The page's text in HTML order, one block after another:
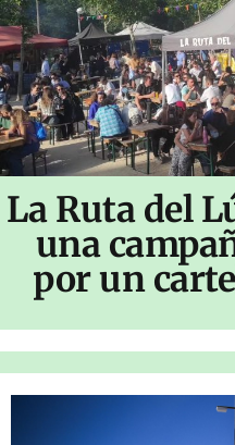
La Ruta del
una
por un